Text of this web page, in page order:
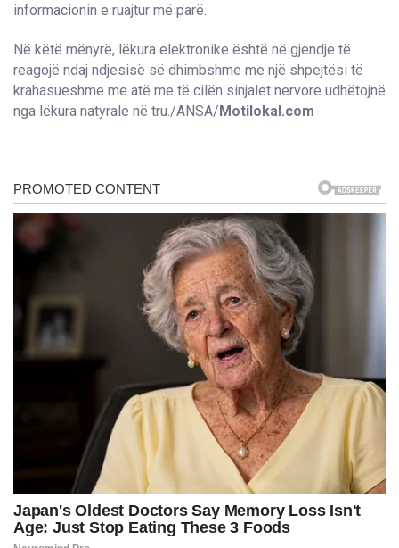
informacionin e ruajtur më parë.
Në këtë mënyrë, lëkura elektronike është në gjendje të
reagojë ndaj ndjesisë së dhimbshme me një shpejtësi të
krahasueshme me atë me të cilën sinjalet nervore udhëtojnë
nga lëkura natyrale në tru./ANSA/ Motilokal.com